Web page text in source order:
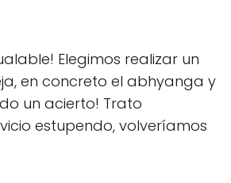
Elegimos realizar un
en concreto el abhyanga y
un acierto! Trato
estupendo, volveríamos